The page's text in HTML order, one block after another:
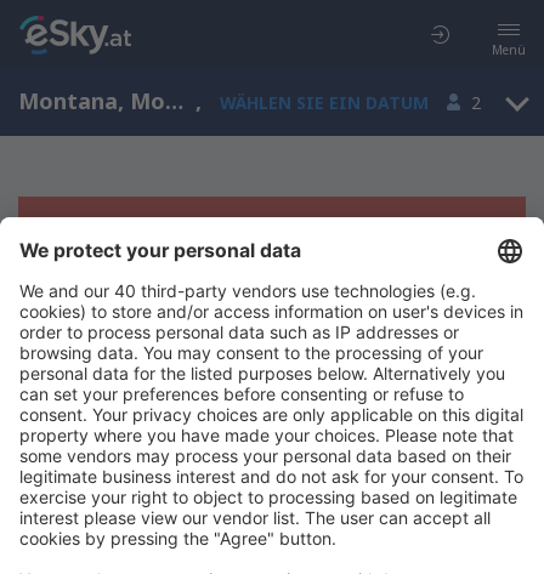
Menü
Montana, Montana, Bulgarien , WÄHLEN SIE EIN DATUM 2
Es tut uns leid, wir können keine
Ergebnisse aufzeigen
Bitte starten Sie Ihre Suche erneut mit anderen Suchkriterien.
Copyright © eSky.at. Alle Rechte vorbehalten.